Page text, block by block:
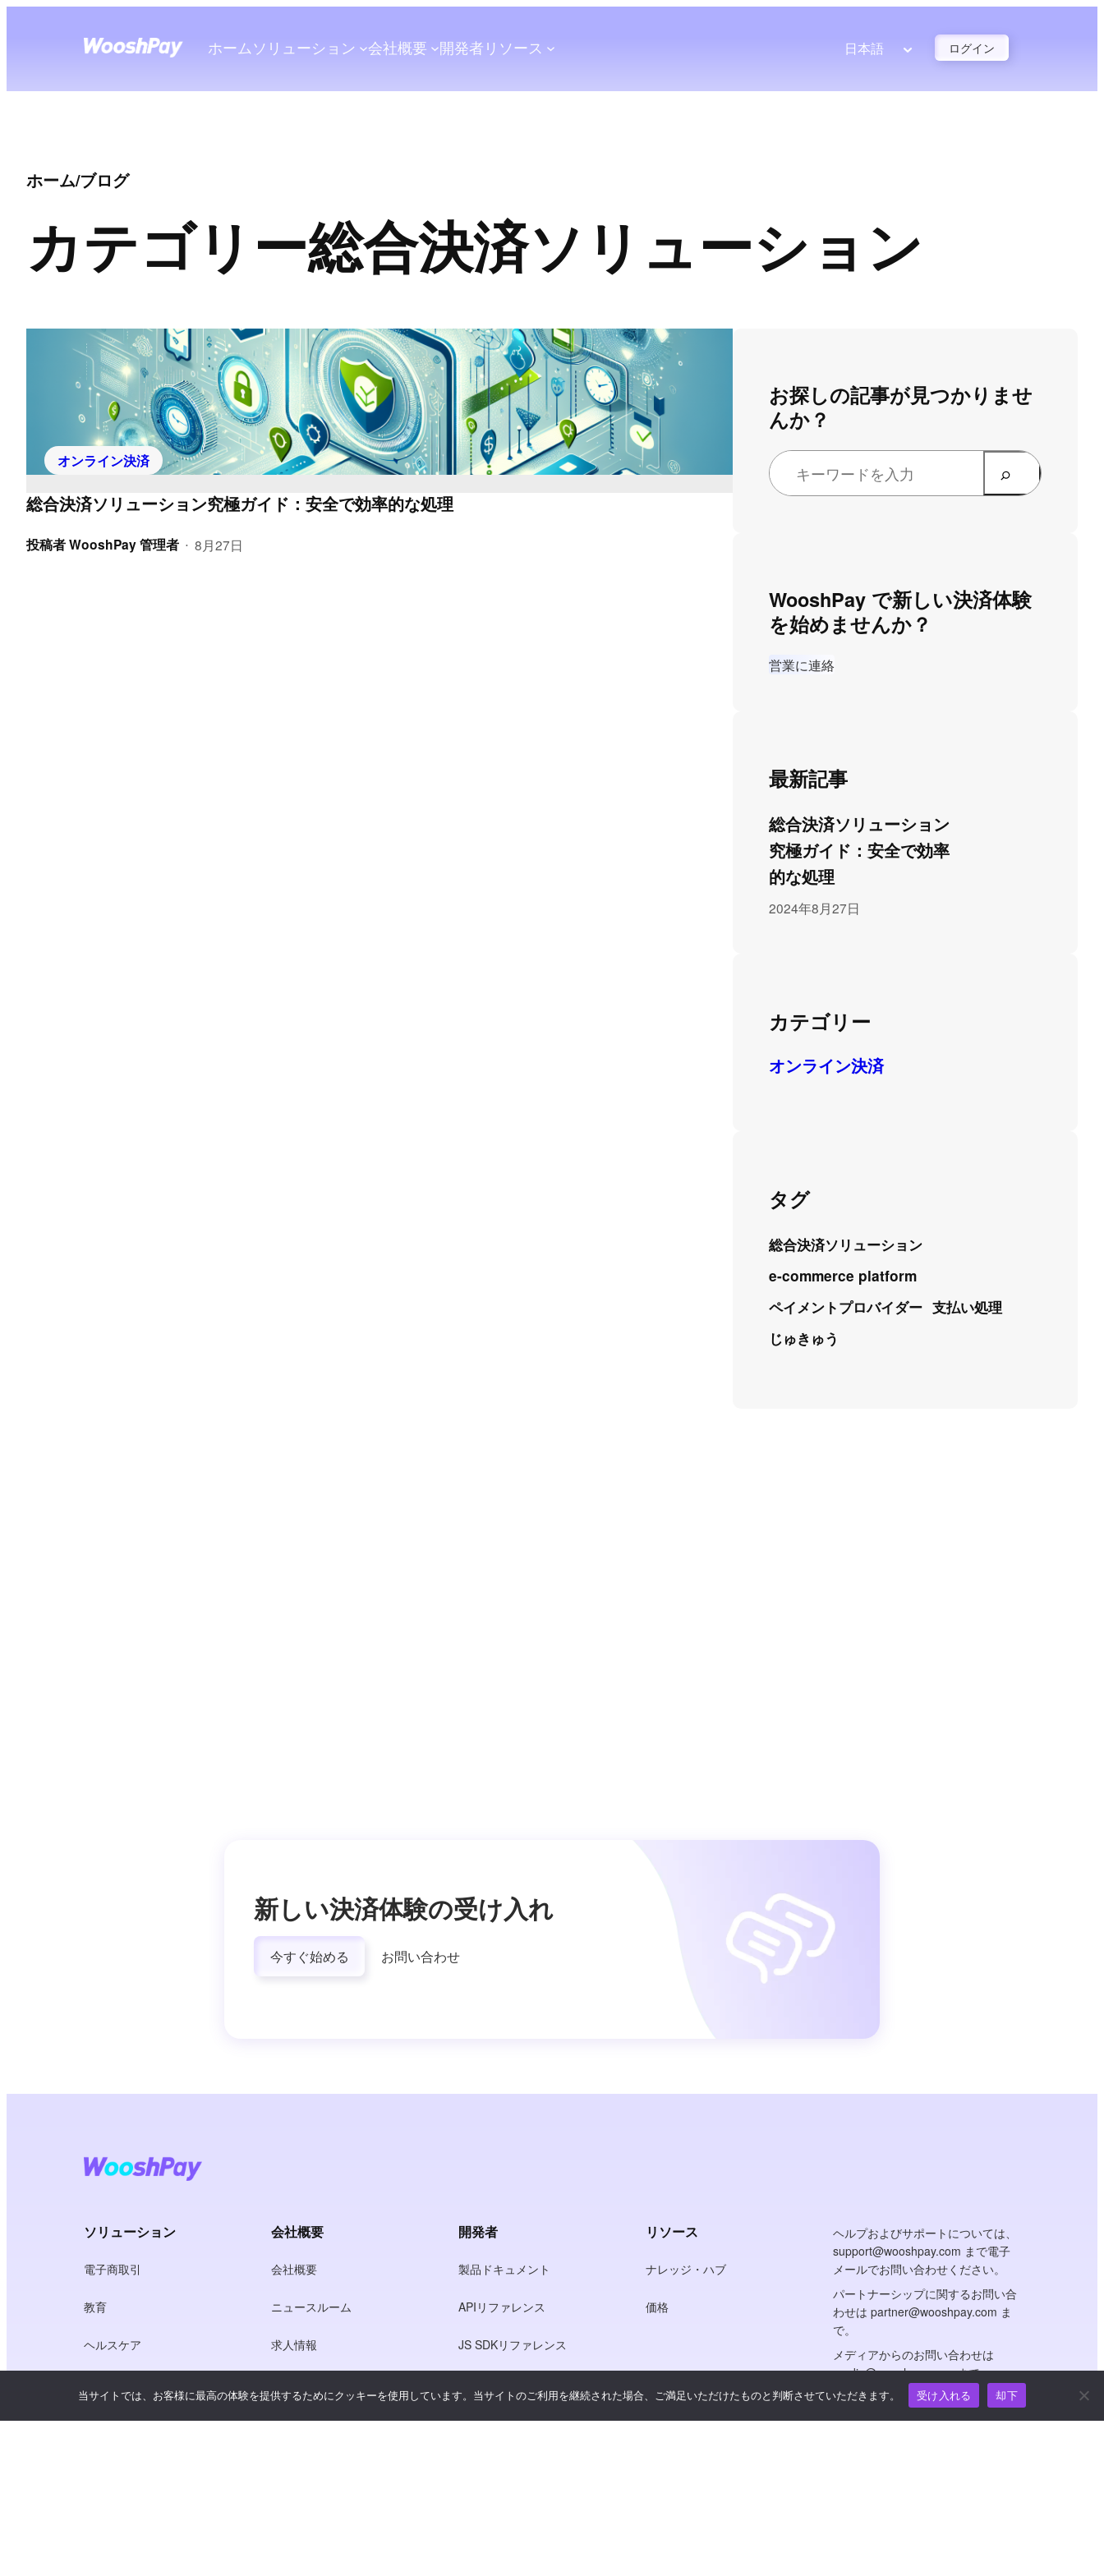
ホームソリューション 会社概要 開発者 リソース 日本語 ログイン
ホーム/ブログ
カテゴリー総合決済ソリューション
オンライン決済
総合決済ソリューション究極ガイド：安全で効率的な処理
投稿者WooshPay 管理者 • 8月27日
お探しの記事が見つかりませ
んか？
WooshPay で新しい決済体験
を始めませんか？
営業に連絡
最新記事
総合決済ソリューション
究極ガイド：安全で効率
的な処理
2024年8月27日
カテゴリー
オンライン決済
タグ
総合決済ソリューション
e-commerce platform
ペイメントプロバイダー 支払い処理
じゅきゅう
新しい決済体験の受け入れ
今すぐ始める お問い合わせ
ソリューション
電子商取引
教育
ヘルスケア
ゲーム
会社概要
会社概要
ニュースルーム
求人情報
プライバシーポリシー
開発者
製品ドキュメント
APIリファレンス
JS SDKリファレンス
リソース
ナレッジ・ハブ
価格
ヘルプおよびサポートについては、
support@wooshpay.com まで電子
メールでお問い合わせください。
パートナーシップに関するお問い合
わせは partner@wooshpay.com ま
で。
メディアからのお問い合わせは
media@wooshpay.com まで。
当サイトでは、お客様に最高の体験を提供するためにクッキーを使用しています。当サイトのご利用を継続された場合、ご満足いただけたものと判断させていただきます。 受け入れる 却下